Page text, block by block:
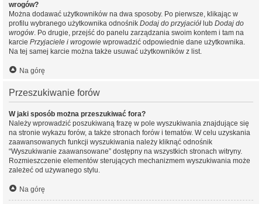
wrogów?
Można dodawać użytkowników na dwa sposoby. Po pierwsze, klikając w
profilu wybranego użytkownika odnośnik Dodaj do przyjaciół lub Dodaj do
wrogów. Po drugie, przejść do panelu zarządzania swoim kontem i tam na
karcie Przyjaciele i wrogowie wprowadzić odpowiednie dane użytkownika.
Na tej samej karcie można także usuwać użytkowników z list.
Na górę
Przeszukiwanie forów
W jaki sposób można przeszukiwać fora?
Należy wprowadzić poszukiwaną frazę w pole wyszukiwania znajdujące się
na stronie wykazu forów, a także stronach forów i tematów. W celu uzyskania
zaawansowanych funkcji wyszukiwania należy kliknąć odnośnik
“Wyszukiwanie zaawansowane” dostępny na wszystkich stronach witryny.
Rozmieszczenie elementów sterujących mechanizmem wyszukiwania może
zależeć od używanego stylu.
Na górę